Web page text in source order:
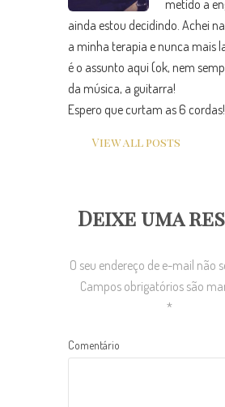
metido a
ainda estou decidindo. Achei
a minha terapia e nunca mais
é o assunto aqui (ok, nem
da música, a guitarra!
Espero que curtam as 6 cordas!
View all posts
Deixe uma
O seu endereço de e-mail não
Campos obrigatórios são
*
Comentário